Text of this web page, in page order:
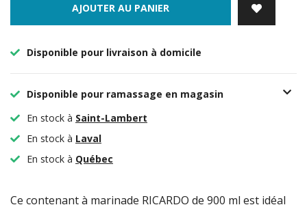
AJOUTER AU PANIER
Disponible pour livraison à domicile
Disponible pour ramassage en magasin
En stock à Saint-Lambert
En stock à Laval
En stock à Québec
Ce contenant à marinade RICARDO de 900 ml est idéal